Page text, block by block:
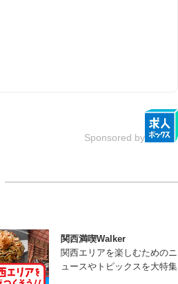
Sponsored by
関西満喫Walker
関西エリアを楽しむためのニ
ュースやトピックスを大特集